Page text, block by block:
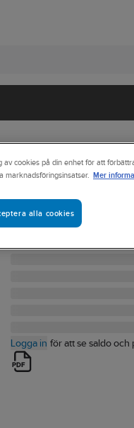
GUIDE
HANDSKE GUIDE
Logga in för att se saldo och
cookies på din enhet för att
marknadsföringsinsatser. Mer
alla cookies